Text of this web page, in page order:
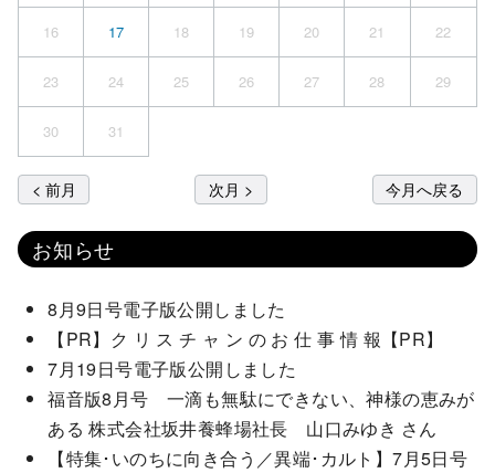
16 17 18 19 20 21 22
23 24 25 26 27 28 29
30 31
< 前月 次月 > 今月へ戻る
お知らせ
8月9日号電子版公開しました
【PR】ク リ ス チ ャ ン の お 仕 事 情 報【PR】
7月19日号電子版公開しました
福音版8月号 一滴も無駄にできない、神様の恵みが
ある 株式会社坂井養蜂場社長 山口みゆき さん
【特集･いのちに向き合う／異端･カルト】7月5日号